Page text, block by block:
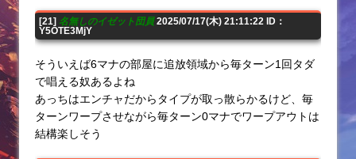
[21] 名無しのイゼット団員2025/07/17(木) 21:11:22 ID：
Y5OTE3MjY
そういえば6マナの部屋に追放領域から毎ターン1回タダ
で唱える奴あるよね
あっちはエンチャだからタイプが取っ散らかるけど、毎
ターンワープさせながら毎ターン0マナでワープアウトは
結構楽しそう